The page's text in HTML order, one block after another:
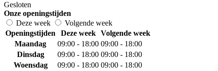
Gesloten
Onze openingstijden
Deze week
Volgende week
Openingstijden
Deze week
Volgende week
Maandag
09:00 - 18:00 09:00 - 18:00
Dinsdag
09:00 - 18:00 09:00 - 18:00
Woensdag
09:00 - 18:00 09:00 - 18:00